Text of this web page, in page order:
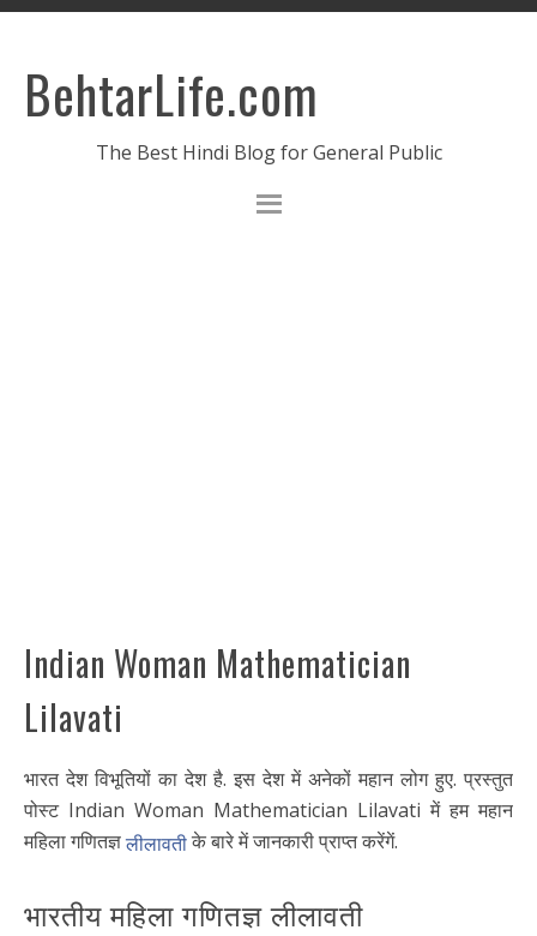
BehtarLife.com
The Best Hindi Blog for General Public
Indian Woman Mathematician
Lilavati
भारत देश विभूतियों का देश है. इस देश में अनेकों महान लोग हुए. प्रस्तुत
पोस्ट Indian Woman Mathematician Lilavati में हम महान
महिला गणितज्ञलीलावतीके बारे में जानकारी प्राप्त करेंगें.
भारतीय महिला गणितज्ञ लीलावती